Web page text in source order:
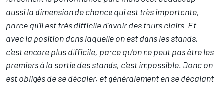
aussi la dimension de chance qui est très importante,
parce qu'il est très difficile d'avoir des tours clairs. Et
avec la position dans laquelle on est dans les stands,
c'est encore plus difficile, parce qu'on ne peut pas être les
premiers à la sortie des stands, c'est impossible. Donc on
est obligés de se décaler, et généralement en se décalant